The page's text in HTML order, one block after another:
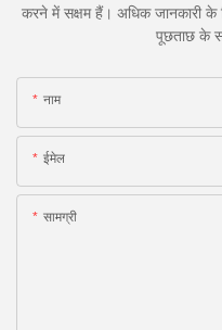
करने में सक्षम हैं। अधिक जानकारी के
पूछताछ के
नाम
ईमेल
सामग्री